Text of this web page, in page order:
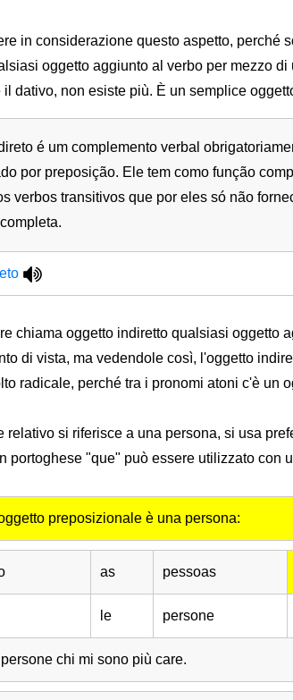
in considerazione questo aspetto, perché
oggetto aggiunto al verbo per mezzo
il dativo, non esiste più. È un semplice
é um complemento verbal
por preposição. Ele tem como função
verbos transitivos que por eles só não
chiama oggetto indiretto qualsiasi oggetto
di vista, ma vedendole così, l'oggetto
radicale, perché tra i pronomi atoni c'è un
relativo si riferisce a una persona, si usa
portoghese "que" può essere utilizzato con
preposizionale è una persona:
as pessoas
le persone
chi mi sono più care.